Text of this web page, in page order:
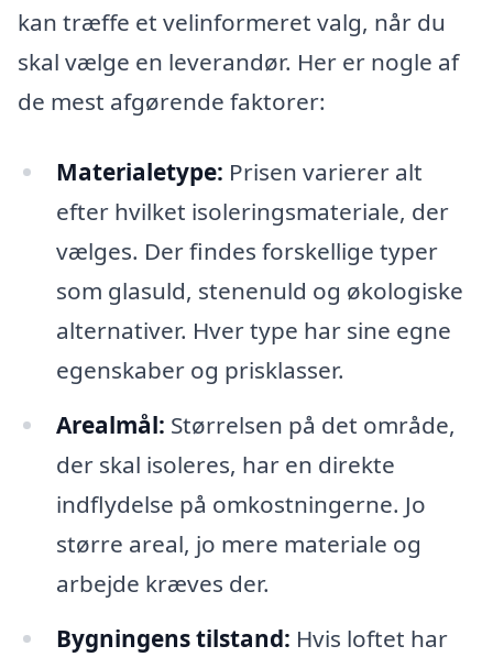
kan træffe et velinformeret valg, når du
skal vælge en leverandør. Her er nogle af
de mest afgørende faktorer:
Materialetype: Prisen varierer alt
efter hvilket isoleringsmateriale, der
vælges. Der findes forskellige typer
som glasuld, stenenuld og økologiske
alternativer. Hver type har sine egne
egenskaber og prisklasser.
Arealmål: Størrelsen på det område,
der skal isoleres, har en direkte
indflydelse på omkostningerne. Jo
større areal, jo mere materiale og
arbejde kræves der.
Bygningens tilstand: Hvis loftet har